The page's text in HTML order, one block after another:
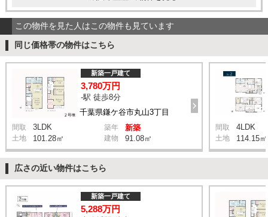
この物件を見た人はこの物件も見ています
同じ価格帯の物件はこちら
千葉県鎌ケ谷市丸山3丁目
新築一戸建て
3,780万円
-駅 徒歩8分
間取 3LDK 築年 新築
土地 101.28㎡ 建物 91.08㎡
間取 4LDK
土地 114.15㎡
広さの近い物件はこちら
新築一戸建て
5,288万円